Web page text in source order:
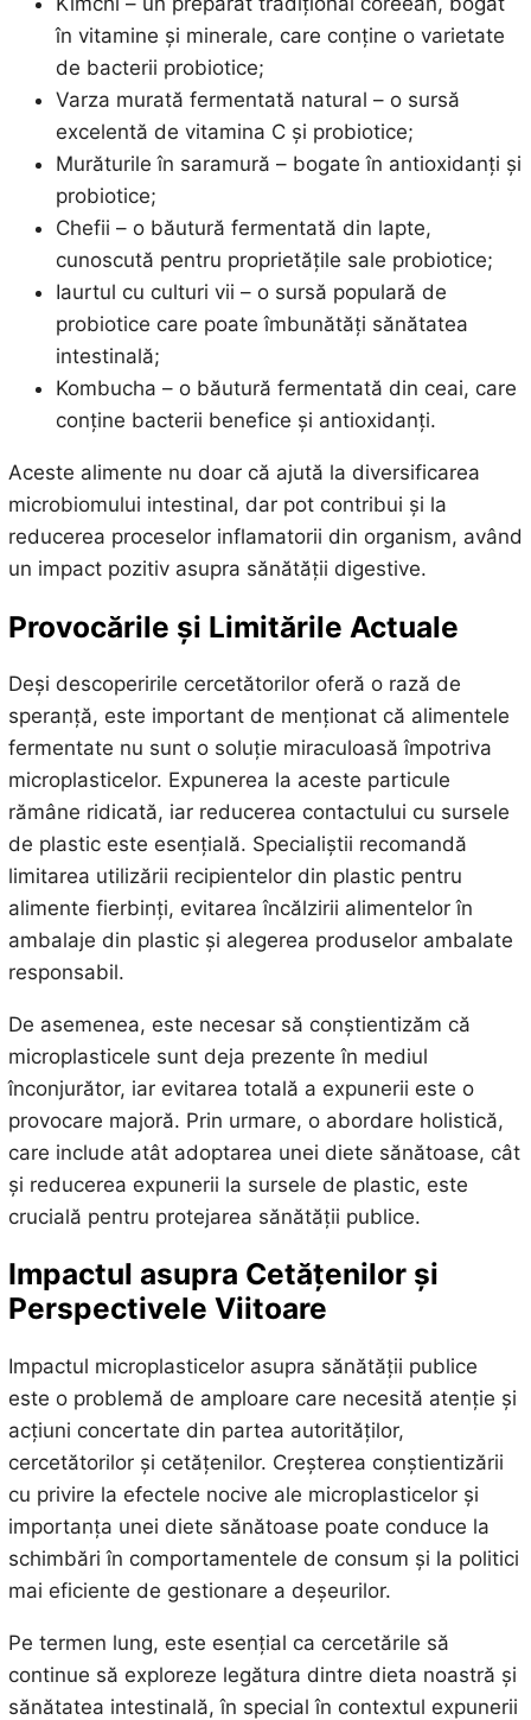
în vitamine și minerale, care conține o varietate
de bacterii probiotice;
Varza murată fermentată natural – o sursă
excelentă de vitamina C și probiotice;
Murăturile în saramură – bogate în antioxidanți și
probiotice;
Chefii – o băutură fermentată din lapte,
cunoscută pentru proprietățile sale probiotice;
Iaurtul cu culturi vii – o sursă populară de
probiotice care poate îmbunătăți sănătatea
intestinală;
Kombucha – o băutură fermentată din ceai, care
conține bacterii benefice și antioxidanți.
Aceste alimente nu doar că ajută la diversificarea
microbiomului intestinal, dar pot contribui și la
reducerea proceselor inflamatorii din organism, având
un impact pozitiv asupra sănătății digestive.
Provocările și Limitările Actuale
Deși descoperirile cercetătorilor oferă o rază de
speranță, este important de menționat că alimentele
fermentate nu sunt o soluție miraculoasă împotriva
microplasticelor. Expunerea la aceste particule
rămâne ridicată, iar reducerea contactului cu sursele
de plastic este esențială. Specialiștii recomandă
limitarea utilizării recipientelor din plastic pentru
alimente fierbinți, evitarea încălzirii alimentelor în
ambalaje din plastic și alegerea produselor ambalate
responsabil.
De asemenea, este necesar să conștientizăm că
microplasticele sunt deja prezente în mediul
înconjurător, iar evitarea totală a expunerii este o
provocare majoră. Prin urmare, o abordare holistică,
care include atât adoptarea unei diete sănătoase, cât
și reducerea expunerii la sursele de plastic, este
crucială pentru protejarea sănătății publice.
Impactul asupra Cetățenilor și
Perspectivele Viitoare
Impactul microplasticelor asupra sănătății publice
este o problemă de amploare care necesită atenție și
acțiuni concertate din partea autorităților,
cercetătorilor și cetățenilor. Creșterea conștientizării
cu privire la efectele nocive ale microplasticelor și
importanța unei diete sănătoase poate conduce la
schimbări în comportamentele de consum și la politici
mai eficiente de gestionare a deșeurilor.
Pe termen lung, este esențial ca cercetările să
continue să exploreze legătura dintre dieta noastră și
sănătatea intestinală, în special în contextul expunerii